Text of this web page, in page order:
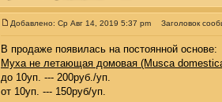
Добавлено: Ср Авг 14, 2019 5:37 pm Заголовок
В продаже появилась на постоянной основе:
Муха не летающая домовая (Musca
до 10уп. --- 200руб./уп.
от 10уп. --- 150руб/уп.